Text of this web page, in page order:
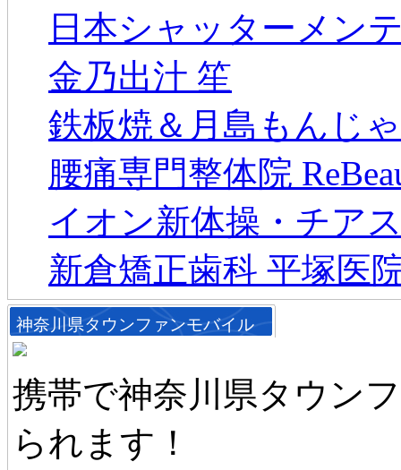
日本シャッターメン
金乃出汁 笙
鉄板焼＆月島もんじ
腰痛専門整体院
イオン新体操・チア
新倉矯正歯科 平塚医
神奈川県タウンファンモバイル
携帯で神奈川県タウン
られます！